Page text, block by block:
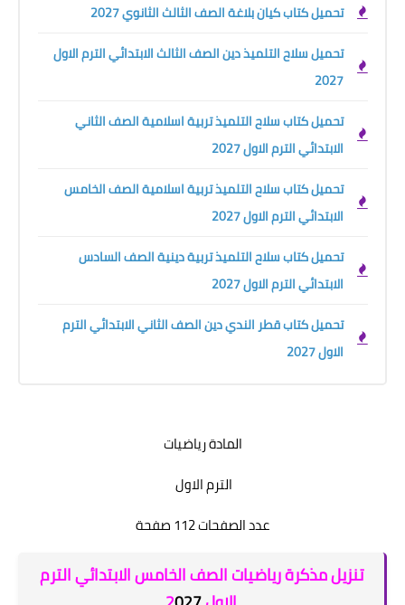
تحميل كتاب كيان بلاغة الصف الثالث الثانوي 2027
تحميل سلاح التلميذ دين الصف الثالث الابتدائي الترم الاول
2027
تحميل كتاب سلاح التلميذ تربية اسلامية الصف الثاني
الابتدائي الترم الاول 2027
تحميل كتاب سلاح التلميذ تربية اسلامية الصف الخامس
الابتدائي الترم الاول 2027
تحميل كتاب سلاح التلميذ تربية دينية الصف السادس
الابتدائي الترم الاول 2027
تحميل كتاب قطر الندي دين الصف الثاني الابتدائي الترم
الاول 2027
المادة رياضيات
الترم الاول
عدد الصفحات 112 صفحة
تنزيل مذكرة رياضيات الصف الخامس الابتدائي الترم